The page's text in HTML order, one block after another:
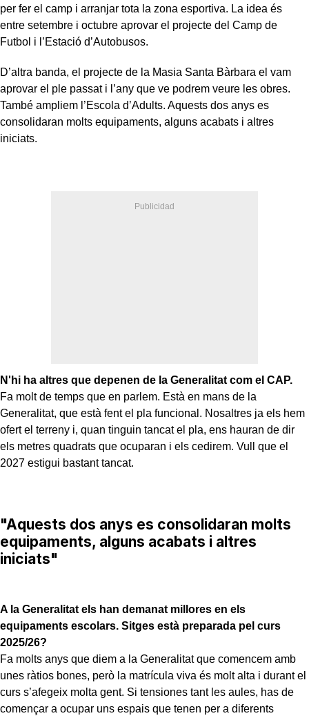
per fer el camp i arranjar tota la zona esportiva. La idea és
entre setembre i octubre aprovar el projecte del Camp de
Futbol i l’Estació d’Autobusos.
D’altra banda, el projecte de la Masia Santa Bàrbara el vam
aprovar el ple passat i l’any que ve podrem veure les obres.
També ampliem l’Escola d’Adults. Aquests dos anys es
consolidaran molts equipaments, alguns acabats i altres
iniciats.
N'hi ha altres que depenen de la Generalitat com el CAP.
Fa molt de temps que en parlem. Està en mans de la
Generalitat, que està fent el pla funcional. Nosaltres ja els hem
ofert el terreny i, quan tinguin tancat el pla, ens hauran de dir
els metres quadrats que ocuparan i els cedirem. Vull que el
2027 estigui bastant tancat.
"Aquests dos anys es consolidaran molts
equipaments, alguns acabats i altres
iniciats"
A la Generalitat els han demanat millores en els
equipaments escolars. Sitges està preparada pel curs
2025/26?
Fa molts anys que diem a la Generalitat que comencem amb
unes ràtios bones, però la matrícula viva és molt alta i durant el
curs s’afegeix molta gent. Si tensiones tant les aules, has de
començar a ocupar uns espais que tenen per a diferents